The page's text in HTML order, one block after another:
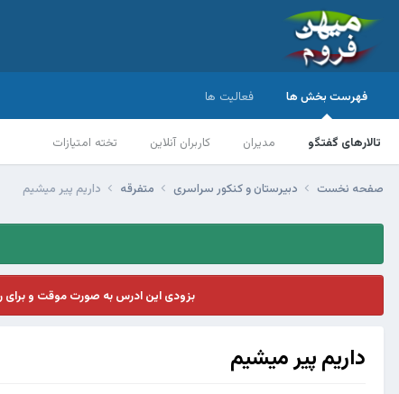
فهرست بخش ها
تالارهای گفتگو مدیران کاربران آنلاین تخته امتیازات
فعالیت ها
صفحه نخست دبیرستان و کنکور سراسری متفرقه داریم پیر میشیم
بزودی این ادرس به صورت موقت و
داریم پیر میشیم